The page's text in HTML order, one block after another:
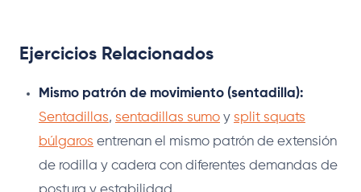
Ejercicios Relacionados
Mismo patrón de movimiento (sentadilla):
Sentadillas, sentadillas sumo y split squats
búlgaros entrenan el mismo patrón de extensión
de rodilla y cadera con diferentes demandas de